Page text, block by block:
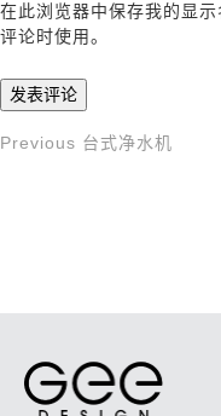
在此浏览器中保存我的显
评论时使用。
文
Previous
Previous 台式净水机